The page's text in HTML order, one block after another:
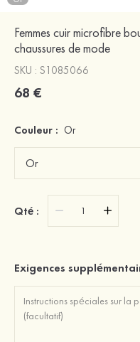
Femmes cuir microfibre
chaussures de mode
SKU : S1085066
68 €
Couleur : Or
Qté :
Exigences